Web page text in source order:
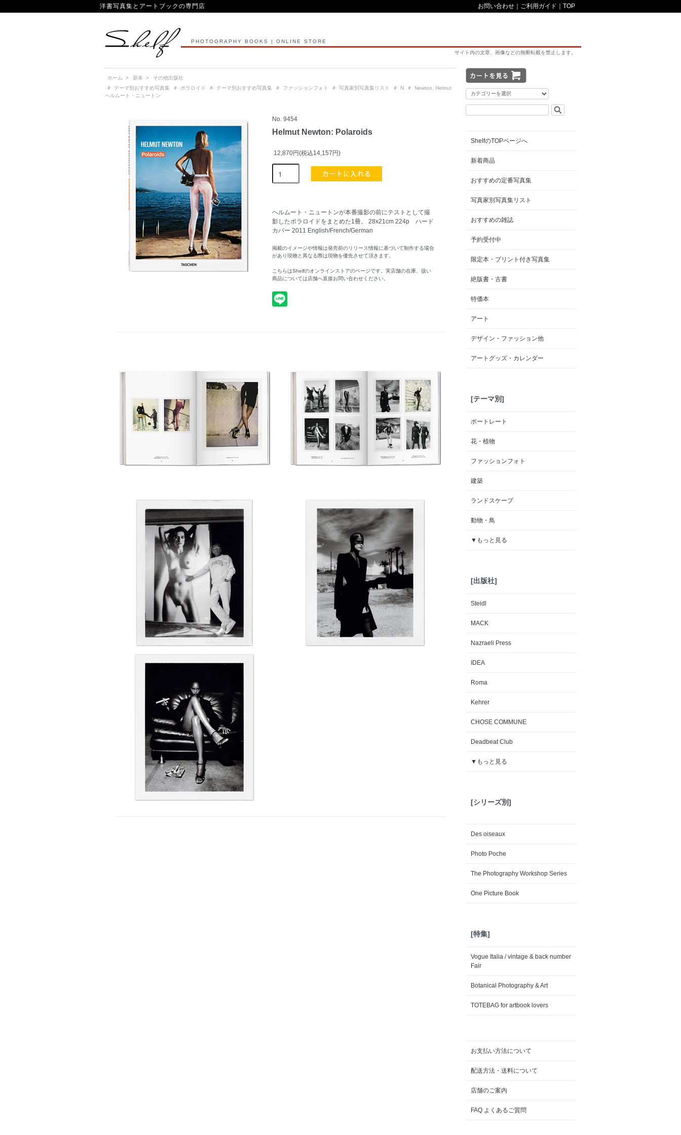
洋書写真集とアートブックの専門店 お問い合わせ ご利用ガイド TOP
PHOTOGRAPHY BOOKS | ONLINE STORE
サイト内の文章、画像などの無断転載を禁止します。
ホーム > 新本 >
その他出版社
＃
テーマ別おすすめ写真集 ＃ ポラロイド ＃ テーマ別おすすめ写真集 ＃ ファッションフォト ＃ 写真家別写真集リスト ＃ N ＃
Newton, Helmut
ヘルムート・ニュートン
No. 9454
Helmut Newton: Polaroids
12,870円(税込14,157円)
ヘルムート・ニュートンが本番撮影の前にテストとして撮
影したポラロイドをまとめた1冊。 28x21cm 224p ハード
カバー 2011 English/French/German
掲載のイメージや情報は発売前のリリース情報に基づいて制作する場合
があり現物と異なる際は現物を優先させて頂きます。
こちらはShelfのオンラインストアのページです。実店舗の在庫、扱い
商品については店舗へ直接お問い合わせください。
ShelfのTOPページへ
新着商品
おすすめの定番写真集
写真家別写真集リスト
おすすめの雑誌
予約受付中
限定本・プリント付き写真集
絶版書・古書
特価本
アート
デザイン・ファッション他
アートグッズ・カレンダー
[テーマ別]
ポートレート
花・植物
ファッションフォト
建築
ランドスケープ
動物・鳥
▼もっと見る
[出版社]
Steidl
MACK
Nazraeli Press
IDEA
Roma
Kehrer
CHOSE COMMUNE
Deadbeat Club
▼もっと見る
[シリーズ別]
Des oiseaux
Photo Poche
The Photography Workshop Series
One Picture Book
[特集]
Vogue Italia / vintage & back number
Fair
Botanical Photography & Art
TOTEBAG for artbook lovers
お支払い方法について
配送方法・送料について
店舗のご案内
FAQ よくあるご質問